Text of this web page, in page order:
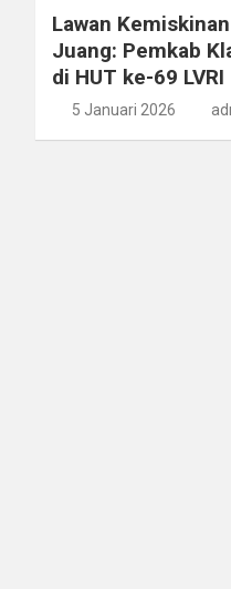
Lawan
Juang: Pemkab
di HUT ke-69 LVRI
5 Januari 2026